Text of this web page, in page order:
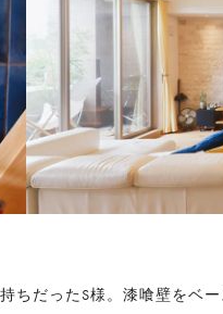
ちだったS様。漆喰壁をベ